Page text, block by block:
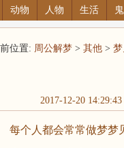
动物 人物 生活
位置: 周公解梦> 其他>
2017-12-20 14:29:43
个人都会常常做梦梦见